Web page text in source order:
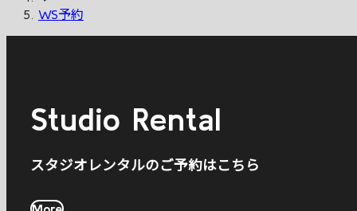
WS予約
Studio Rental
スタジオレンタルのご予約はこちら